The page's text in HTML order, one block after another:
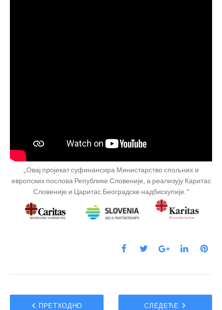
„Овај пројекат суфинансира Министарство спољних и
европских послова Републике Словеније, а реализују Каритас
Словеније и Царитас Београдске надбискупије.“
ПРЕТХОДНО СЛЕДЕЋЕ